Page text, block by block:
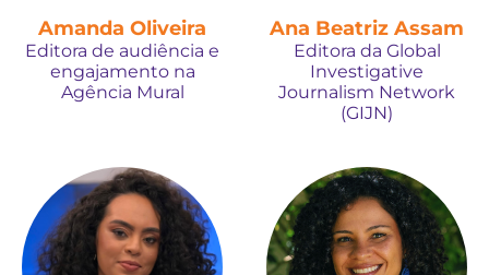
Amanda Oliveira
Editora de audiência e
engajamento na
Agência Mural
Ana Beatriz Assam
Editora da Global
Investigative
Journalism Network
(GIJN)